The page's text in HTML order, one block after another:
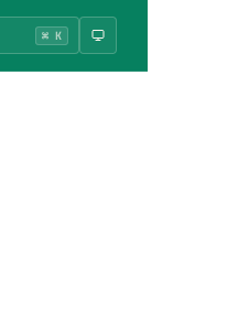
⌘ K